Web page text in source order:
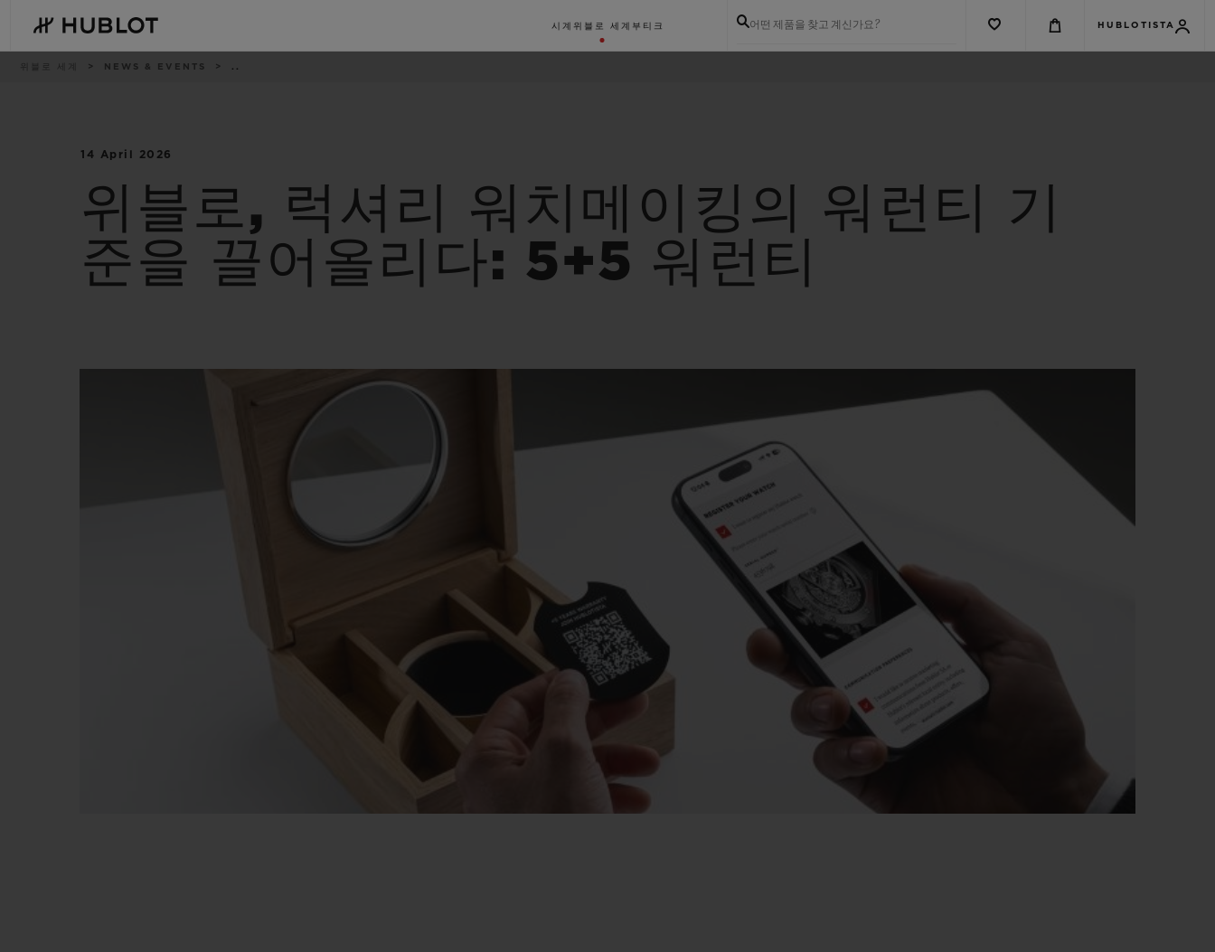
main
content
시계 위블로 세계 부티크 어떤 제품을 찾고 계신가요? HUBLOTISTA
위블로 세계 NEWS & EVENTS ..
14 April 2026
위블로, 럭셔리 워치메이킹의 워런티 기
준을 끌어올리다: 5+5 워런티
최근 검색
최근 검색이 없습니다
썸머 멀티 컬러 세라믹
빅뱅
안전한 결제 기프트 파우치
부티크 검색